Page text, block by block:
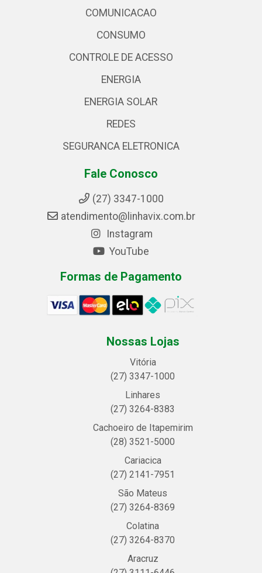
COMUNICACAO
CONSUMO
CONTROLE DE ACESSO
ENERGIA
ENERGIA SOLAR
REDES
SEGURANCA ELETRONICA
Fale Conosco
(27) 3347-1000
atendimento@linhavix.com.br
Instagram
YouTube
Formas de Pagamento
Nossas Lojas
Vitória
(27) 3347-1000
Linhares
(27) 3264-8383
Cachoeiro de Itapemirim
(28) 3521-5000
Cariacica
(27) 2141-7951
São Mateus
(27) 3264-8369
Colatina
(27) 3264-8370
Aracruz